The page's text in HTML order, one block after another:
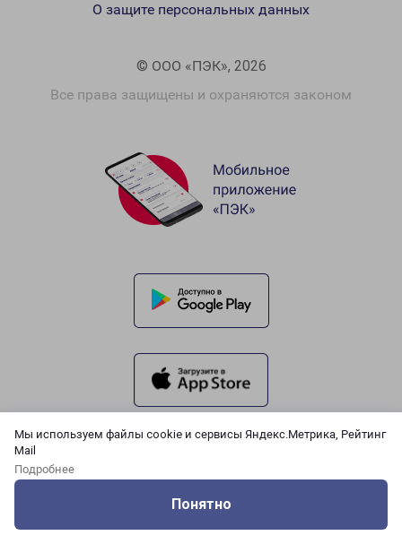
Мы используем файлы cookie и сервисы Яндекс.Метрика, Рейтинг
Mail
Подробнее
Понятно
© ООО «ПЭК», 2026
Все права защищены и охраняются законом
О защите персональных данных